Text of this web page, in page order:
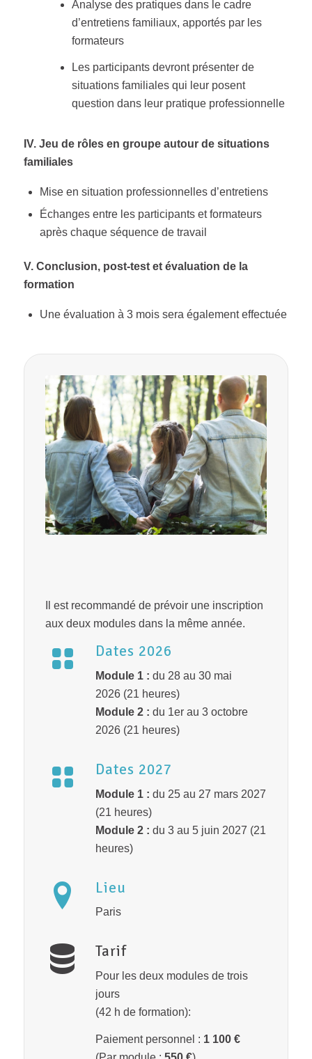
Analyse des pratiques dans le cadre
d’entretiens familiaux, apportés par les
formateurs
Les participants devront présenter de
situations familiales qui leur posent
question dans leur pratique professionnelle
IV. Jeu de rôles en groupe autour de situations
familiales
Mise en situation professionnelles d’entretiens
Échanges entre les participants et formateurs
après chaque séquence de travail
V. Conclusion, post-test et évaluation de la
formation
Une évaluation à 3 mois sera également effectuée
Il est recommandé de prévoir une inscription
aux deux modules dans la même année.
Dates 2026
Module 1 : du 28 au 30 mai
2026 (21 heures)
Module 2 : du 1er au 3 octobre
2026 (21 heures)
Dates 2027
Module 1 : du 25 au 27 mars 2027
(21 heures)
Module 2 : du 3 au 5 juin 2027 (21
heures)
Lieu
Paris
Tarif
Pour les deux modules de trois
jours
(42 h de formation):
Paiement personnel : 1 100 €